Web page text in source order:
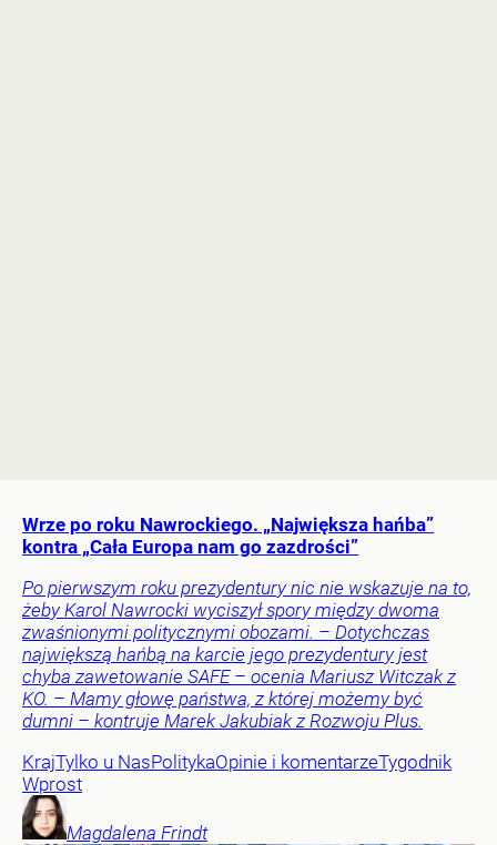
Wrze po roku Nawrockiego. „Największa hańba”
kontra „Cała Europa nam go zazdrości”
Po pierwszym roku prezydentury nic nie wskazuje na to,
żeby Karol Nawrocki wyciszył spory między dwoma
zwaśnionymi politycznymi obozami. – Dotychczas
największą hańbą na karcie jego prezydentury jest
chyba zawetowanie SAFE – ocenia Mariusz Witczak z
KO. – Mamy głowę państwa, z której możemy być
dumni – kontruje Marek Jakubiak z Rozwoju Plus.
KrajTylko u NasPolitykaOpinie i komentarzeTygodnik
Wprost
Magdalena Frindt